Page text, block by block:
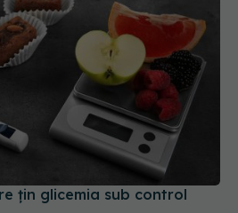
țin glicemia sub control